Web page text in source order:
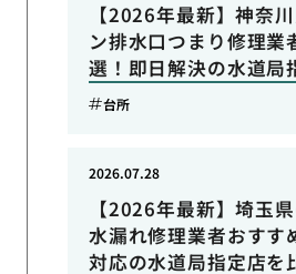
【2026年最新】神奈
ン排水口つまり修理業
選！即日解決の水道局
台所
【2026年最新】埼玉
水漏れ修理業者おすす
対応の水道局指定店を
2026.07.28